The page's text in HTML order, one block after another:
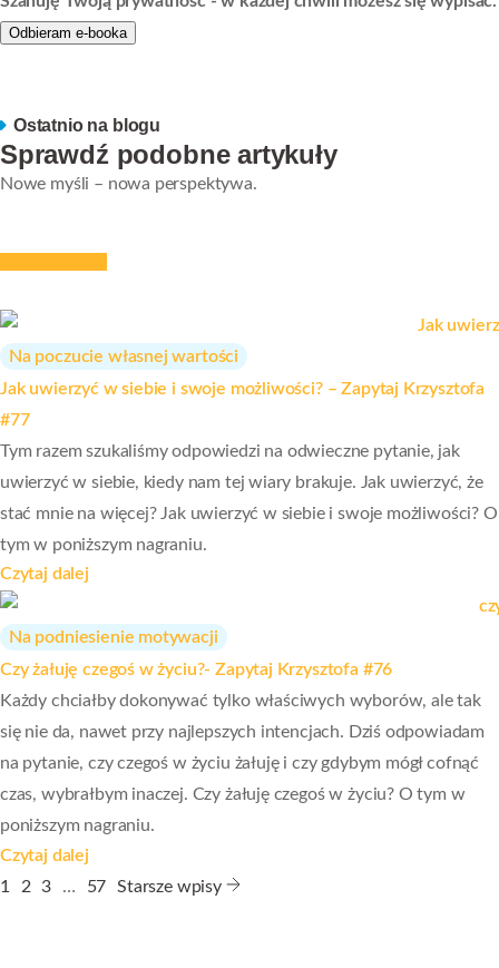
Odbieram e-booka
Ostatnio na blogu
Sprawdź podobne artykuły
Nowe myśli – nowa perspektywa.
Na poczucie własnej wartości
Jak uwierzyć w siebie i swoje możliwości? – Zapytaj Krzysztofa
#77
Tym razem szukaliśmy odpowiedzi na odwieczne pytanie, jak
uwierzyć w siebie, kiedy nam tej wiary brakuje. Jak uwierzyć, że
stać mnie na więcej? Jak uwierzyć w siebie i swoje możliwości? O
tym w poniższym nagraniu.
Czytaj dalej
Na podniesienie motywacji
Czy żałuję czegoś w życiu?- Zapytaj Krzysztofa #76
Każdy chciałby dokonywać tylko właściwych wyborów, ale tak
się nie da, nawet przy najlepszych intencjach. Dziś odpowiadam
na pytanie, czy czegoś w życiu żałuję i czy gdybym mógł cofnąć
czas, wybrałbym inaczej. Czy żałuję czegoś w życiu? O tym w
poniższym nagraniu.
Czytaj dalej
1
2 3 … 57 Starsze wpisy